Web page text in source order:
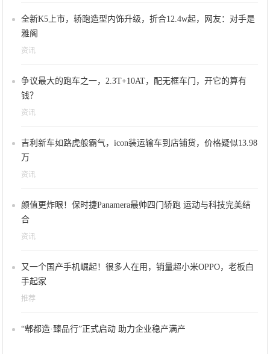
全新K5上市，轿跑造型内饰升级，折合12.4w起，网友：对手是
雅阁
资讯
争议最大的跑车之一，2.3T+10AT，配无框车门，开它的算有
钱？
资讯
吉利新车如路虎般霸气，icon装运输车到店铺货，价格疑似13.98
万
资讯
颜值更炸眼！保时捷Panamera最帅四门轿跑 运动与科技完美结
合
资讯
又一个国产手机崛起！很多人在用，销量超小米OPPO，老板白
手起家
推荐
“郫都造·臻品行”正式启动 助力企业稳产满产